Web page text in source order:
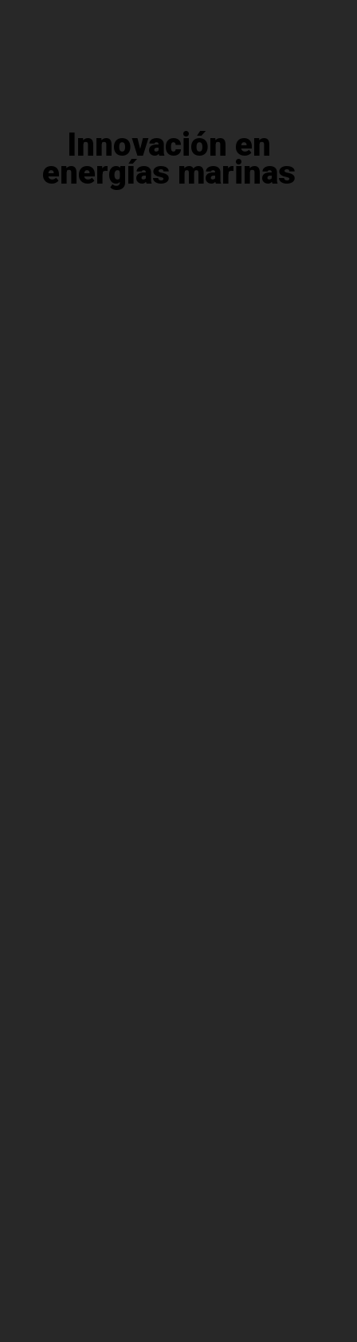
Innovación en
energías marinas